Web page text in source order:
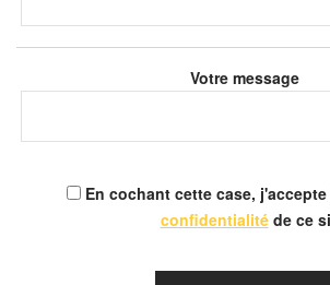
Votre message
En cochant cette case,
confidentialitéde ce